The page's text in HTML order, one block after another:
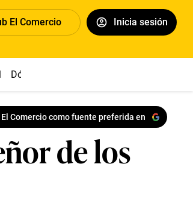
El Comercio Inicia sesión
Dólar
Comercio como fuente preferida en
de los